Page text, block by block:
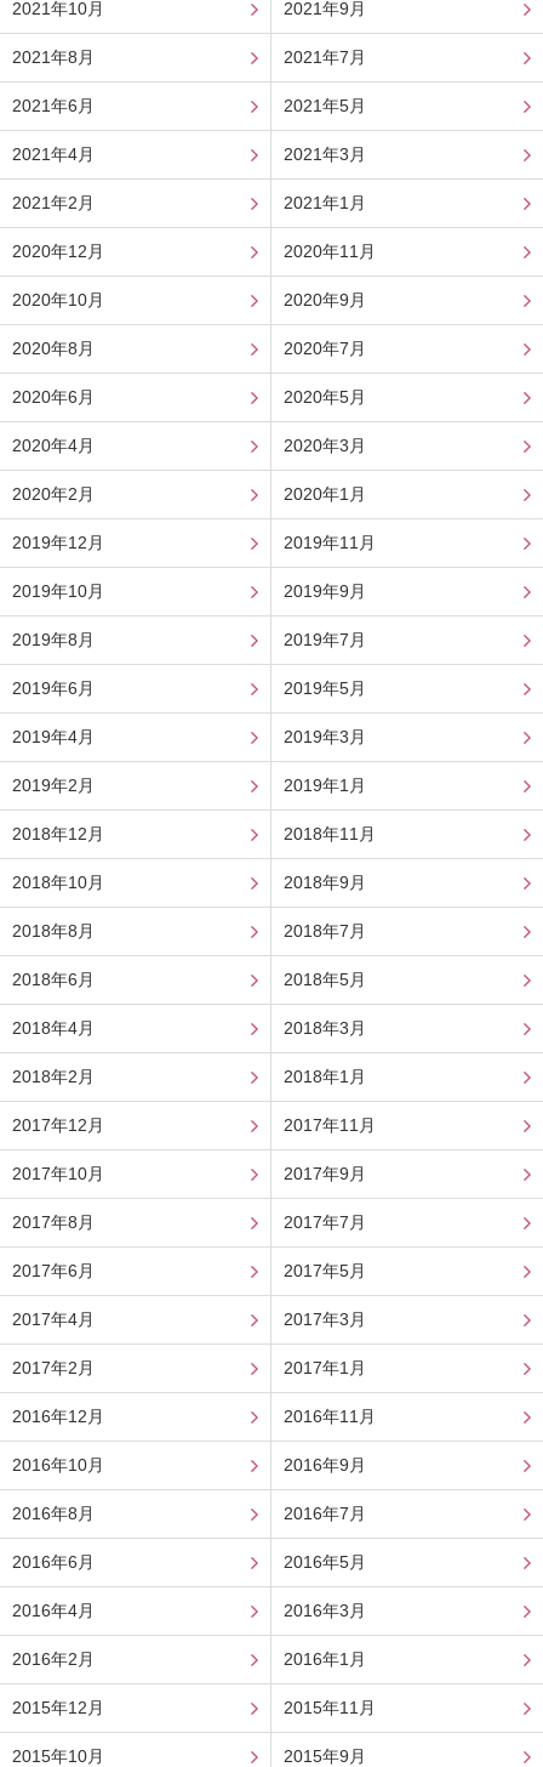
2021年10月 2021年9月
2021年8月 2021年7月
2021年6月 2021年5月
2021年4月 2021年3月
2021年2月 2021年1月
2020年12月 2020年11月
2020年10月 2020年9月
2020年8月 2020年7月
2020年6月 2020年5月
2020年4月 2020年3月
2020年2月 2020年1月
2019年12月 2019年11月
2019年10月 2019年9月
2019年8月 2019年7月
2019年6月 2019年5月
2019年4月 2019年3月
2019年2月 2019年1月
2018年12月 2018年11月
2018年10月 2018年9月
2018年8月 2018年7月
2018年6月 2018年5月
2018年4月 2018年3月
2018年2月 2018年1月
2017年12月 2017年11月
2017年10月 2017年9月
2017年8月 2017年7月
2017年6月 2017年5月
2017年4月 2017年3月
2017年2月 2017年1月
2016年12月 2016年11月
2016年10月 2016年9月
2016年8月 2016年7月
2016年6月 2016年5月
2016年4月 2016年3月
2016年2月 2016年1月
2015年12月 2015年11月
2015年10月 2015年9月